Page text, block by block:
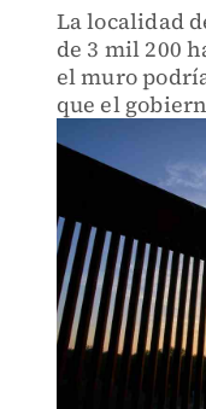
La localidad
de 3 mil 200
el muro
que el
medida que